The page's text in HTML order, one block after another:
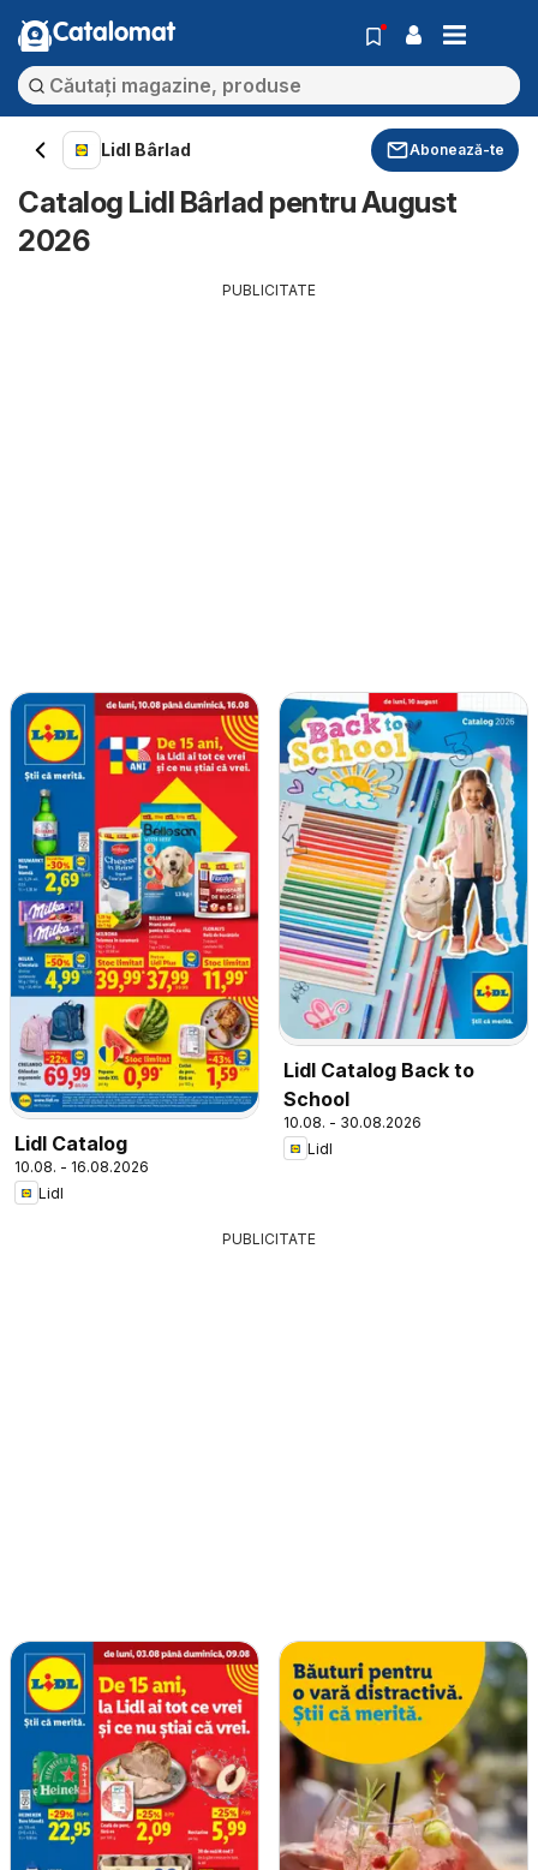
Catalomat
Lidl Bârlad Abonează-te
Catalog Lidl Bârlad pentru August
2026
PUBLICITATE
Lidl Catalog
10.08. - 16.08.2026
Lidl
Lidl Catalog Back to
School
10.08. - 30.08.2026
Lidl
PUBLICITATE